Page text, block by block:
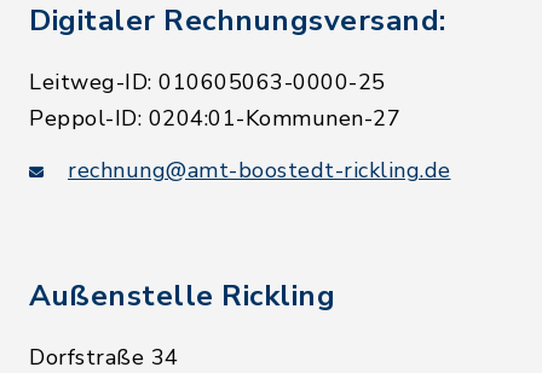
Digitaler Rechnungsversand:
Leitweg-ID: 010605063-0000-25
Peppol-ID: 0204:01-Kommunen-27
rechnung@amt-boostedt-rickling.de
Außenstelle Rickling
Dorfstraße 34